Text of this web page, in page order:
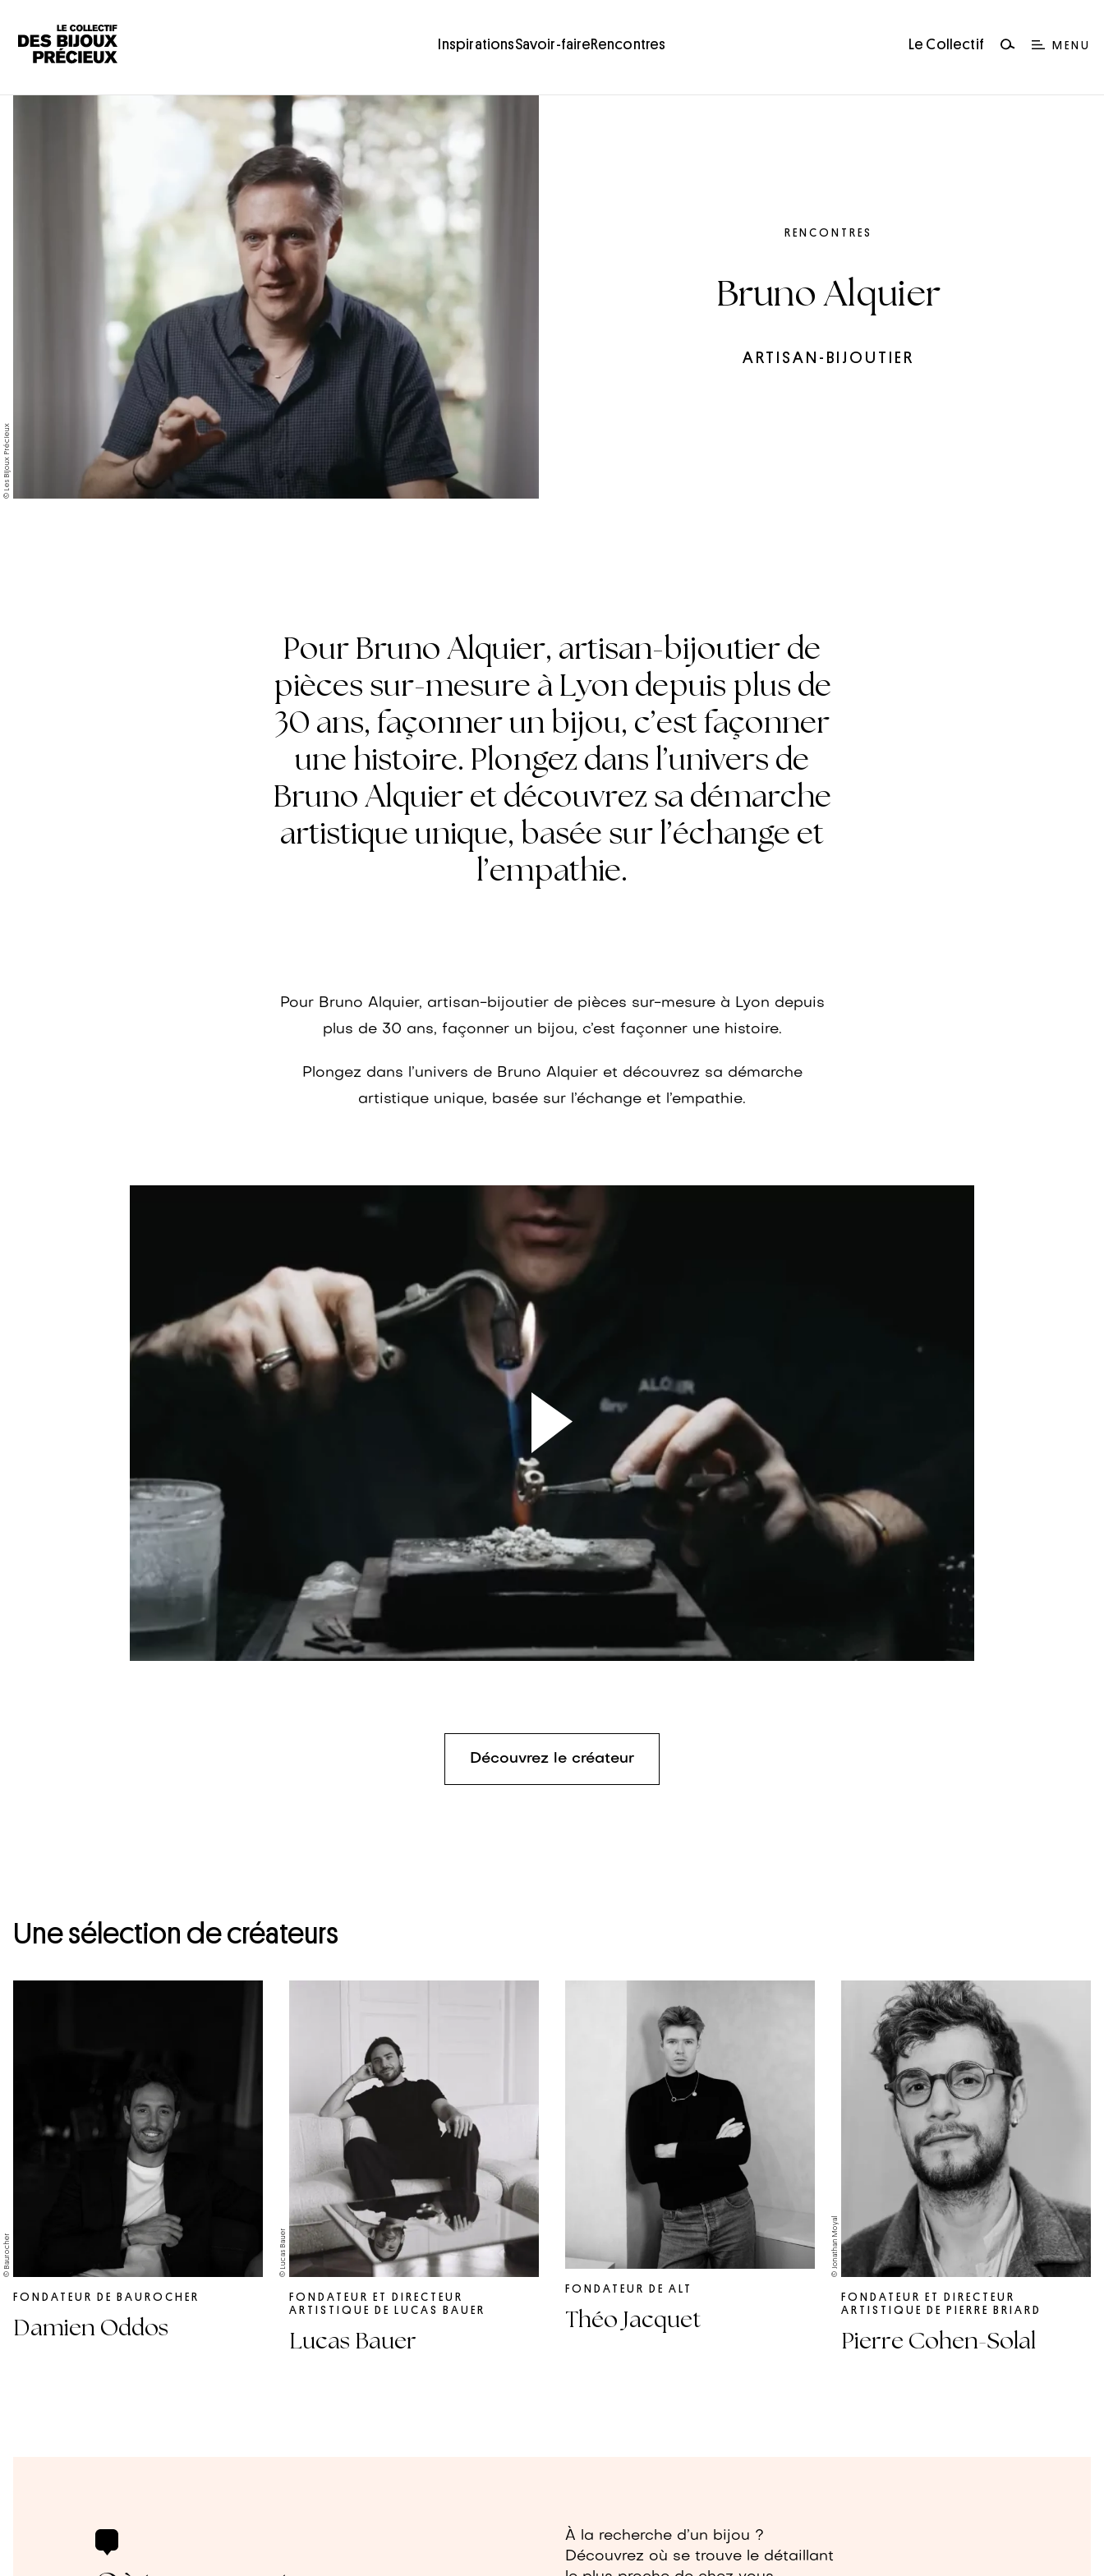
InspirationsSavoir-faireRencontres Le Collectif MENU
© Les Bijoux Précieux
RENCONTRES
Bruno Alquier
ARTISAN-BIJOUTIER
Pour Bruno Alquier, artisan-bijoutier de
pièces sur-mesure à Lyon depuis plus de
30 ans, façonner un bijou, c’est façonner
une histoire. Plongez dans l’univers de
Bruno Alquier et découvrez sa démarche
artistique unique, basée sur l’échange et
l’empathie.
Pour Bruno Alquier, artisan-bijoutier de pièces sur-mesure à Lyon depuis
plus de 30 ans, façonner un bijou, c’est façonner une histoire.
Plongez dans l’univers de Bruno Alquier et découvrez sa démarche
artistique unique, basée sur l’échange et l’empathie.
Découvrez le créateur
Une sélection de créateurs
© Baurocher
FONDATEUR DE BAUROCHER
Damien Oddos
© Lucas Bauer
FONDATEUR ET DIRECTEUR
ARTISTIQUE DE LUCAS BAUER
Lucas Bauer
FONDATEUR DE ALT
Théo Jacquet
© Jonathan Moyal
FONDATEUR ET DIRECTEUR
ARTISTIQUE DE PIERRE BRIARD
Pierre Cohen-Solal
À la recherche d’un bijou ?
Découvrez où se trouve le détaillant